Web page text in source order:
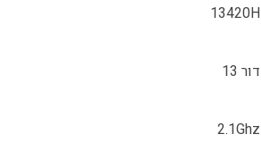
13420H
דור 13
2.1Ghz